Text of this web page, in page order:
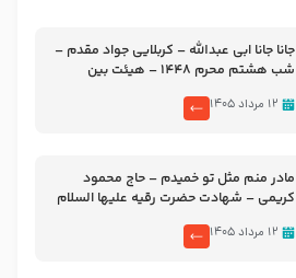
جانا جانا ابی عبدالله – کربلایی جواد مقدم –
شب هشتم محرم 1448 – هیئت بین
۱۲ مرداد ۱۴۰۵
مادر منم مثل تو خمیدم – حاج محمود
کریمی – شهادت حضرت رقیه علیها السلام
۱۲ مرداد ۱۴۰۵